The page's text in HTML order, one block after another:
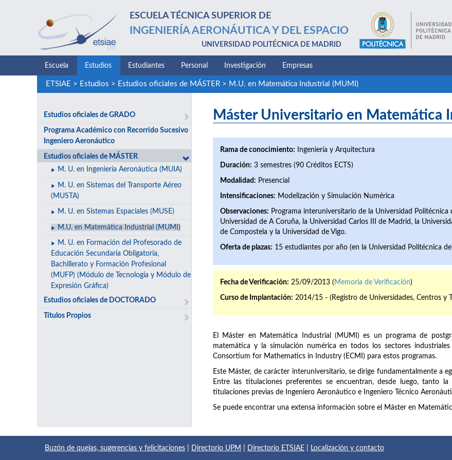
ESCUELA TÉCNICA SUPERIOR DE
INGENIERÍA AERONÁUTICA Y DEL ESPACIO
UNIVERSIDAD POLITÉCNICA DE MADRID
Escuela Estudios Estudiantes Personal Investigación Empresas
ETSIAE > Estudios > Estudios oficiales de MÁSTER> M.U. en Matemática Industrial (MUMI)
Estudios oficiales de GRADO
Programa Académico con Recorrido Sucesivo
Ingeniero Aeronáutico
Estudios oficiales de MÁSTER
M. U. en Ingeniería Aeronáutica (MUIA)
M. U. en Sistemas del Transporte Aéreo
(MUSTA)
M. U. en Sistemas Espaciales (MUSE)
M.U. en Matemática Industrial (MUMI)
M. U. en Formación del Profesorado de
Educación Secundaria Obligatoria,
Bachillerato y Formación Profesional
(MUFP) (Módulo de Tecnología y Módulo de
Expresión Gráfica)
Estudios oficiales de DOCTORADO
Títulos Propios
Máster Universitario en Matemática
Rama de conocimiento: Ingeniería y Arquitectura
Duración: 3 semestres (90 Créditos ECTS)
Modalidad: Presencial
Intensificaciones: Modelización y Simulación Numérica
Observaciones: Programa interuniversitario de la Universidad Politécnica
Universidad de A Coruña, la Universidad Carlos III de Madrid, la
de Compostela y la Universidad de Vigo.
Oferta de plazas: 15 estudiantes por año (en la Universidad Politécnica
Fecha de Verificación: 25/09/2013 ( Memoria de Verificación)
Curso de Implantación: 2014/15 - (Registro de Universidades, Centros y
El Máster en Matemática Industrial (MUMI) es un programa de
matemática y la simulación numérica en todos los sectores
Consortium for Mathematics in Industry (ECMI) para estos programas.
Este Máster, de carácter interuniversitario, se dirige fundamentalmente a
Entre las titulaciones preferentes se encuentran, desde luego, tanto
titulaciones previas de Ingeniero Aeronáutico e Ingeniero Técnico
Se puede encontrar una extensa información sobre el Máster en
Buzón de quejas, sugerencias y felicitaciones Directorio UPM Directorio ETSIAE Localización y contacto